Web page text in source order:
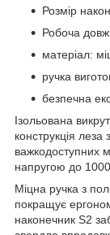
Розмір
Робоча
матеріал:
ручка
безпечна
Ізольована
конструкція
важкодоступних
напругою до
Міцна ручка з
покращує
наконечник S2